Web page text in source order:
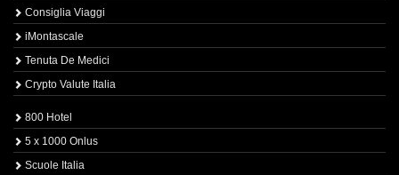
Consiglia Viaggi
iMontascale
Tenuta De Medici
Crypto Valute Italia
800 Hotel
5 x 1000 Onlus
Scuole Italia